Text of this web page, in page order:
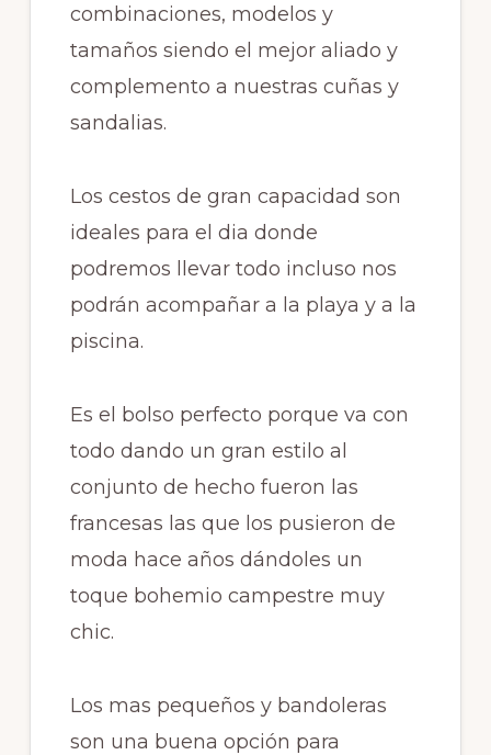
combinaciones, modelos y
tamaños siendo el mejor aliado y
complemento a nuestras cuñas y
sandalias.
Los cestos de gran capacidad son
ideales para el dia donde
podremos llevar todo incluso nos
podrán acompañar a la playa y a la
piscina.
Es el bolso perfecto porque va con
todo dando un gran estilo al
conjunto de hecho fueron las
francesas las que los pusieron de
moda hace años dándoles un
toque bohemio campestre muy
chic.
Los mas pequeños y bandoleras
son una buena opción para